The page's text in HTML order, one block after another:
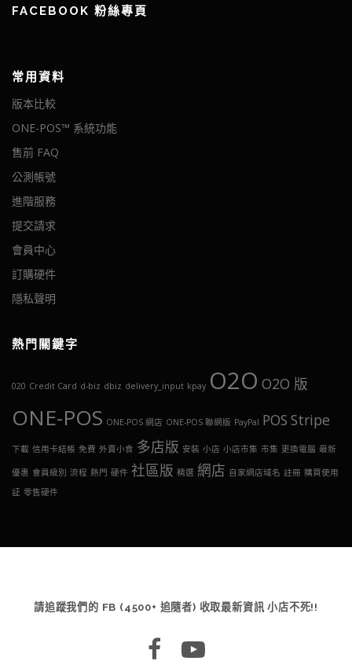
FACEBOOK 粉絲專頁
常用資料
版本比較
ONE-POS™ 系統功能
售前 FAQ
公測帳號
進階服務
提交請求
會員中心
訂購硬件
隱私聲明
熱門關鍵字
020 Credit Card d-biz dbiz delivery_input kpay O2O O2O 版
ONE-POS ONE-POS 網店 ONE-POS 聯網版 PayPal POS Stripe
下載 信用卡結帳 免費 外賣小食 多店版 安裝 小店 小店市集 市集 更換電腦 最新
優惠 會員級別 流程 熱門 硬件 社區版 精選 網店 自家網店域名 註冊 購買使用
証 零售硬件
請追蹤我們的 FB (4500+ 追隨者) 收取最新資訊 小店不死!!